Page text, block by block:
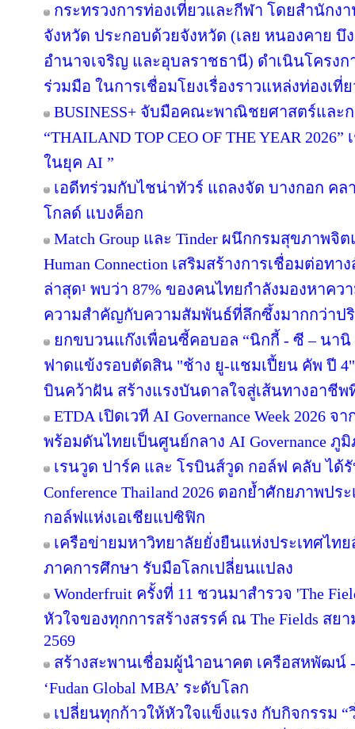
กระทรวงการท่องเที่ยวและกีฬา โดยสำนักง
จังหวัด ประกอบด้วยจังหวัด (เลย หนองคาย
อำนาจเจริญ และอุบลราชธานี) ดำเนินโครง
ร่วมมือ ในการเชื่อมโยงเรื่องราวแหล่งท่องเที่
BUSINESS+ จับมือคณะพาณิชยศาสตร์และ
“THAILAND TOP CEO OF THE YEAR
ในยุค AI ”
เอดีทร่วมกับไชน่าทัวร์ แถลงจัด บางกอก ค
โกลด์ แบงค็อก
Match Group และ Tinder ผนึกกรมสุขภาพ
Human Connection เสริมสร้างการเชื่อมต่อท
ล่าสุด¹ พบว่า 87% ของคนไทยกำลังมองหาค
ความสำคัญกับความสัมพันธ์ที่ลึกซึ้งมากกว่าป
ยกขบวนแก๊งเพื่อนซี้คอบอล “นิกกี้ - ซี – นานิ
ฟาดแข้งรอบตัดสิน "ช้าง ยู-แชมเปี้ยน คัพ ปี
บินคว้าฝัน สร้างแรงบันดาลใจสู่เส้นทางอาชี
ETDA เปิดเวที AI Governance Week 2026
พร้อมดันไทยเป็นศูนย์กลาง AI Governance ภู
เรนวูด ปาร์ค และ โรบินส์วูด กอล์ฟ คลับ ได้รั
Conference Thailand 2026 ตอกย้ำศักยภาพป
กอล์ฟแห่งเอเชียแปซิฟิก
เครือข่ายมหาวิทยาลัยยั่งยืนแห่งประเทศไท
ภาคการศึกษา รับมือโลกเปลี่ยนแปลง
Wonderfruit ครั้งที่ 11 ชวนมาสำรวจ 'The
หัวใจของทุกการสร้างสรรค์ ณ The Fields ส
2569
สร้างสะพานเชื่อมผู้นำอนาคต เครือสหพัฒ
‘Fudan Global MBA’ ระดับโลก
เปลี่ยนทุกก้าวให้หัวใจแข็งแรง กับกิจกรรม “